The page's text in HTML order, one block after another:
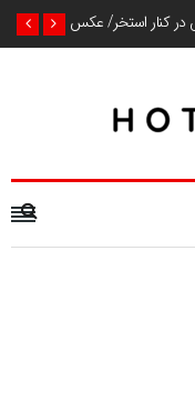
در کنار استخر/ عکس